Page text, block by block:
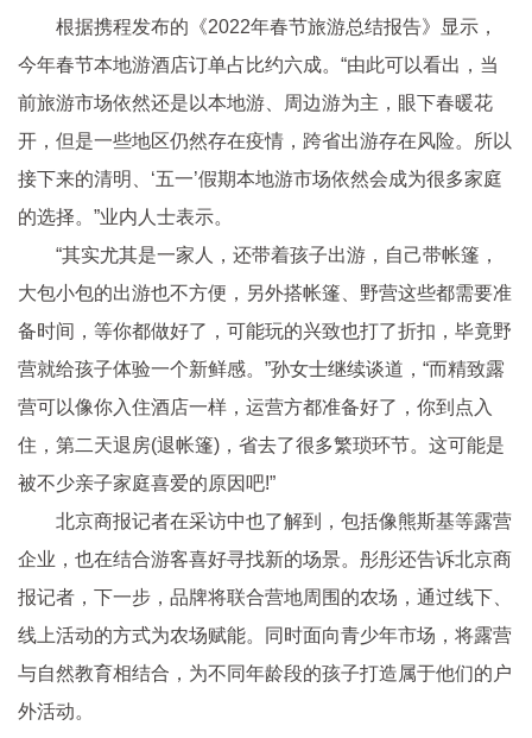
根据携程发布的《2022年春节旅游总结报告》显示，
今年春节本地游酒店订单占比约六成。“由此可以看出，当
前旅游市场依然还是以本地游、周边游为主，眼下春暖花
开，但是一些地区仍然存在疫情 ，跨省出游存在风险。所以
接下来的清明、‘五一’假期本地游市场依然会成为很多家庭
的选择。”业内人士表示。
“其实尤其是一家人，还带着孩子出游，自己带帐篷，
大包小包的出游也不方便，另外搭帐篷、野营这些都需要准
备时间，等你都做好了，可能玩的兴致也打了折扣，毕竟野
营就给孩子体验一个新鲜感。”孙女士继续谈道，“而精致露
营可以像你入住酒店一样，运营方都准备好了，你到点入
住，第二天退房(退帐篷)，省去了很多繁琐环节。这可能是
被不少亲子家庭喜爱的原因吧!”
北京商报记者在采访中也了解到，包括像熊斯基等露营
企业，也在结合游客喜好寻找新的场景。彤彤还告诉北京商
报记者，下一步，品牌将联合营地周围的农场，通过线下、
线上活动的方式为农场赋能。同时面向青少年市场，将露营
与自然教育相结合，为不同年龄段的孩子打造属于他们的户
外活动。